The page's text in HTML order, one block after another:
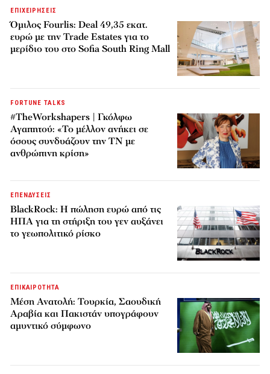
ΕΠΙΧΕΙΡΗΣΕΙΣ
Όμιλος Fourlis: Deal 49,35 εκατ.
ευρώ με την Trade Estates για το
μερίδιο του στο Sofia South Ring Mall
FORTUNE TALKS
#TheWorkshapers | Γκόλφω
Αγαπητού: «Το μέλλον ανήκει σε
όσους συνδυάζουν την ΤΝ με
ανθρώπινη κρίση»
ΕΠΕΝΔΥΣΕΙΣ
BlackRock: Η πώληση ευρώ από τις
ΗΠΑ για τη στήριξη του γεν αυξάνει
το γεωπολιτικό ρίσκο
ΕΠΙΚΑΙΡΟΤΗΤΑ
Μέση Ανατολή: Τουρκία, Σαουδική
Αραβία και Πακιστάν υπογράφουν
αμυντικό σύμφωνο